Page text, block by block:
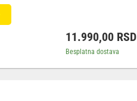
11.990,00 RSD
Besplatna dostava